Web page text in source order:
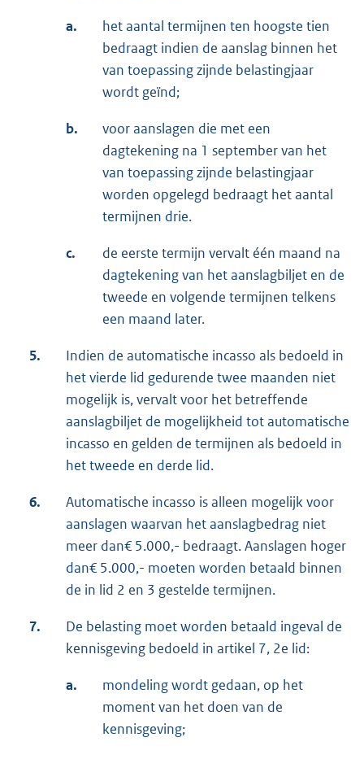
a.
het aantal termijnen ten hoogste tien
bedraagt indien de aanslag binnen het
van toepassing zijnde belastingjaar
wordt geïnd;
b.
voor aanslagen die met een
dagtekening na 1 september van het
van toepassing zijnde belastingjaar
worden opgelegd bedraagt het aantal
termijnen drie.
c.
de eerste termijn vervalt één maand na
dagtekening van het aanslagbiljet en de
tweede en volgende termijnen telkens
een maand later.
5.
Indien de automatische incasso als bedoeld in
het vierde lid gedurende twee maanden niet
mogelijk is, vervalt voor het betreffende
aanslagbiljet de mogelijkheid tot automatische
incasso en gelden de termijnen als bedoeld in
het tweede en derde lid.
6.
Automatische incasso is alleen mogelijk voor
aanslagen waarvan het aanslagbedrag niet
meer dan€ 5.000,- bedraagt. Aanslagen hoger
dan€ 5.000,- moeten worden betaald binnen
de in lid 2 en 3 gestelde termijnen.
7.
De belasting moet worden betaald ingeval de
kennisgeving bedoeld in artikel 7, 2e lid:
a.
mondeling wordt gedaan, op het
moment van het doen van de
kennisgeving;